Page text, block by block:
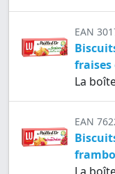
EAN
fraises
La
EAN